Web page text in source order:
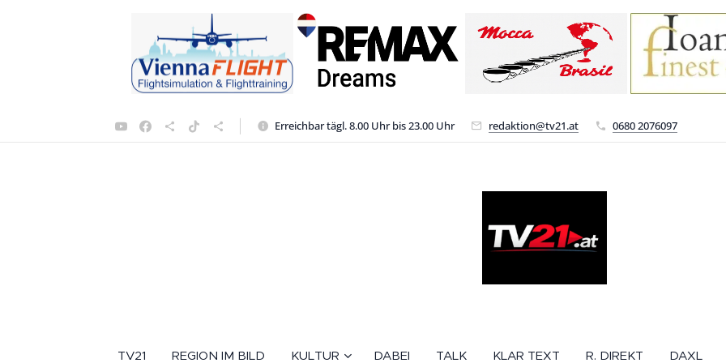
Erreichbar tägl. 8.00 Uhr bis 23.00 Uhr redaktion@tv21.at 0680 2076097
TV21 REGION IM BILD KULTUR DABEI TALK KLAR TEXT R. DIREKT DAXL